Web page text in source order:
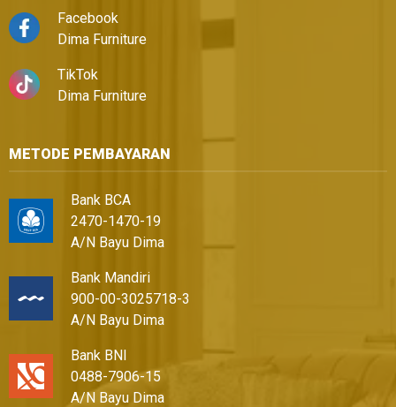
Facebook
Dima Furniture
TikTok
Dima Furniture
METODE PEMBAYARAN
Bank BCA
2470-1470-19
A/N Bayu Dima
Bank Mandiri
900-00-3025718-3
A/N Bayu Dima
Bank BNI
0488-7906-15
A/N Bayu Dima